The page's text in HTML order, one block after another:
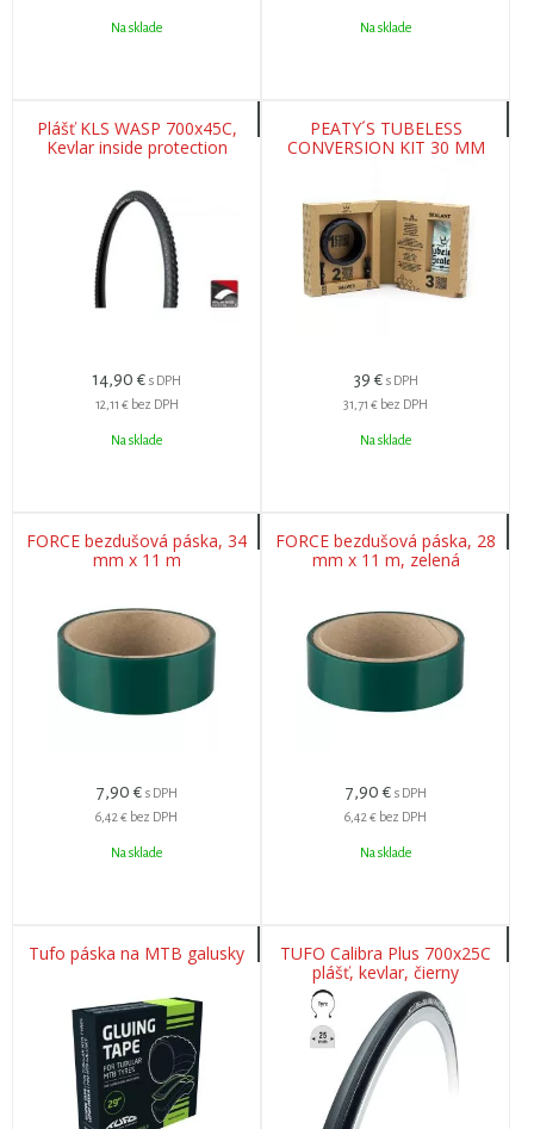
Na sklade Na sklade
Plášť KLS WASP 700x45C,
Kevlar inside protection
14,90 € s DPH
12,11 € bez DPH
Na sklade
PEATY´S TUBELESS
CONVERSION KIT 30 MM
39 € s DPH
31,71 € bez DPH
Na sklade
FORCE bezdušová páska, 34
mm x 11 m
7,90 € s DPH
6,42 € bez DPH
Na sklade
FORCE bezdušová páska, 28
mm x 11 m, zelená
7,90 € s DPH
6,42 € bez DPH
Na sklade
Tufo páska na MTB galusky
TUFO Calibra Plus 700x25C
plášť, kevlar, čierny